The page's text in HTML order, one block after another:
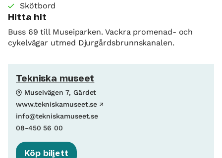
Skötbord
Hitta hit
Buss 69 till Museiparken. Vackra promenad- och
cykelvägar utmed Djurgårdsbrunnskanalen.
Tekniska museet
Museivägen 7, Gärdet
www.tekniskamuseet.se
info@tekniskamuseet.se
08-450 56 00
Köp biljett